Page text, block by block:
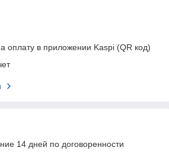
оплату в приложении Kaspi (QR код)
14 дней по договоренности